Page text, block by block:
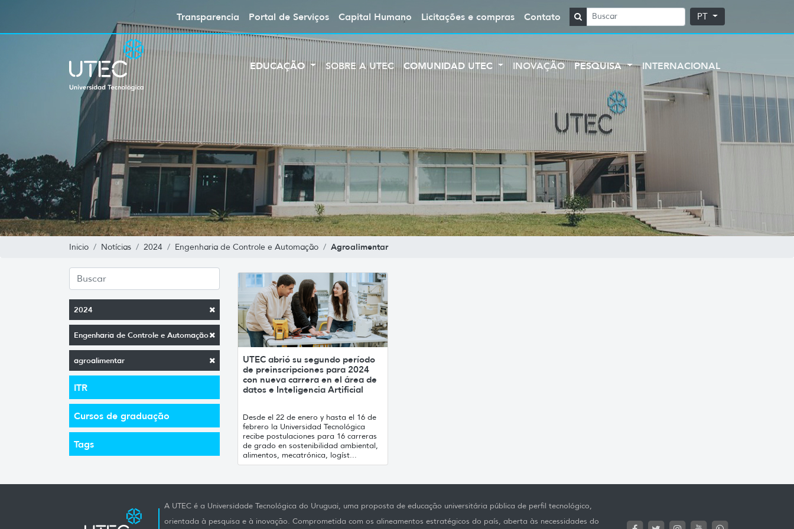
Transparencia Portal de Serviços Capital Humano Licitações e compras Contato PT
EDUCAÇÃO SOBRE A UTEC COMUNIDAD UTEC INOVAÇÃO PESQUISA INTERNACIONAL
Inicio Notícias 2024 Engenharia de Controle e Automação Agroalimentar
2024
Engenharia de Controle e Automação
agroalimentar
ITR
Cursos de graduação
Tags
UTEC abrió su segundo período
de preinscripciones para 2024
con nueva carrera en el área de
datos e Inteligencia Artificial
Desde el 22 de enero y hasta el 16 de
febrero la Universidad Tecnológica
recibe postulaciones para 16 carreras
de grado en sostenibilidad ambiental,
alimentos, mecatrónica, logíst...
A UTEC é a Universidade Tecnológica do Uruguai, uma proposta de educação universitária pública de perfil tecnológico,
orientada à pesquisa e à inovação. Comprometida com os alineamentos estratégicos do país, aberta às necessidades do